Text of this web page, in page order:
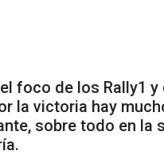
foco de los Rally1 y
la victoria hay
sobre todo en la